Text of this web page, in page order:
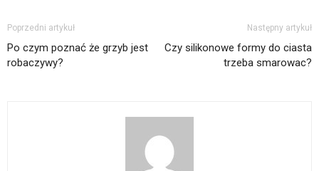
Poprzedni artykuł
Po czym poznać że grzyb jest
robaczywy?
Następny artykuł
Czy silikonowe formy do ciasta
trzeba smarowac?